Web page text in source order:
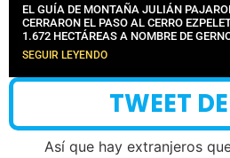
EL GUÍA DE MONTAÑA JULIÁN
CERRARON EL PASO AL CERRO
1.672 HECTÁREAS A NOMBRE DE
SEGUIR LEYENDO
TWEET
Así que hay extranjeros